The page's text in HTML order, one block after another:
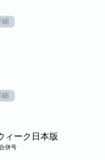
細
細
ィーク日本版
併号